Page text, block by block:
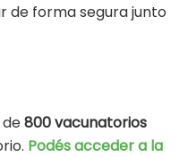
de forma segura junto
800 vacunatorios
Podés acceder a la